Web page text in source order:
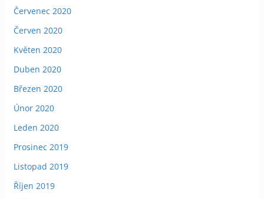
Červenec 2020
Červen 2020
Květen 2020
Duben 2020
Březen 2020
Únor 2020
Leden 2020
Prosinec 2019
Listopad 2019
Říjen 2019